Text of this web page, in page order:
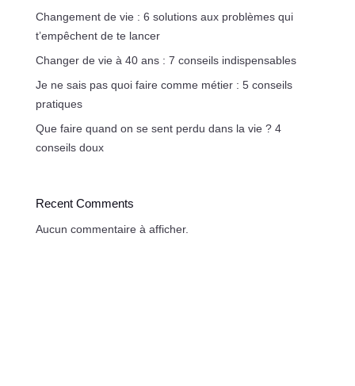
Changement de vie : 6 solutions aux problèmes qui
t’empêchent de te lancer
Changer de vie à 40 ans : 7 conseils indispensables
Je ne sais pas quoi faire comme métier : 5 conseils
pratiques
Que faire quand on se sent perdu dans la vie ? 4
conseils doux
Recent Comments
Aucun commentaire à afficher.